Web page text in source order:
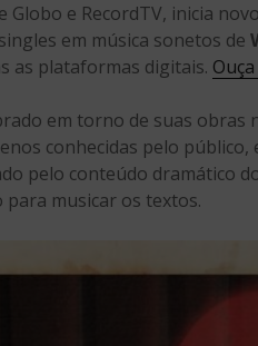
e RecordTV, inicia
em música sonetos de
as plataformas digitais.
em torno de suas obras
conhecidas pelo público,
pelo conteúdo dramático
para musicar os textos.